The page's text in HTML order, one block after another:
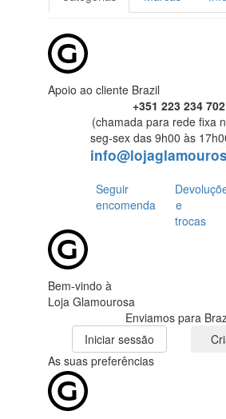
Apoio ao cliente Brazil
+351 223 234 702
(chamada para rede fixa
seg-sex das 9h00 às
Seguir
encomenda
e
trocas
Bem-vindo à
Loja Glamourosa
Enviamos para
Iniciar sessão
As suas preferências